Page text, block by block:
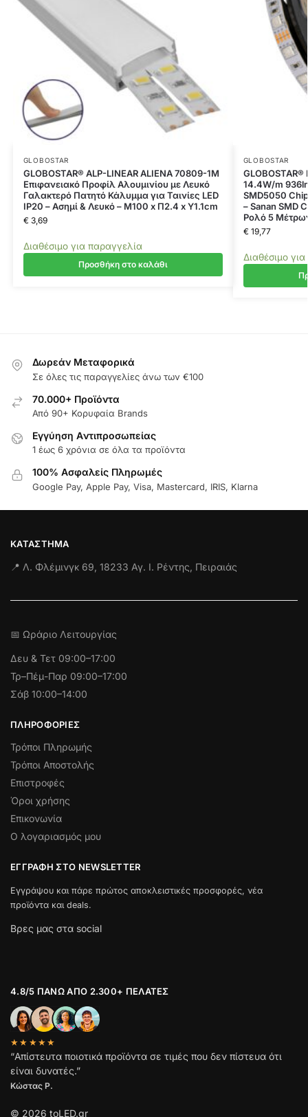
GLOBOSTAR
GLOBOSTAR® ALP-LINEAR ALIENA 70809-1M
Επιφανειακό Προφίλ Αλουμινίου με Λευκό
Γαλακτερό Πατητό Κάλυμμα για Ταινίες LED
IP20 – Ασημί & Λευκό – Μ100 x Π2.4 x Υ1.1cm
€3,69
Διαθέσιμο για παραγγελία
Προσθήκη στο καλάθι
GLOBOSTAR
GLOBOSTAR®
14.4W/m
SMD5050
– Sanan SMD
Ρολό 5
€19,77
Διαθέσιμο
Δωρεάν Μεταφορικά
Σε όλες τις παραγγελίες άνω των €100
70.000+ Προϊόντα
Από 90+ Κορυφαία Brands
Εγγύηση Aντιπροσωπείας
1 έως 6 χρόνια σε όλα τα προϊόντα
100% Ασφαλείς Πληρωμές
Google Pay, Apple Pay, Visa, Mastercard, IRIS, Klarna
ΚΑΤΆΣΤΗΜΑ
📍 Λ. Φλέμινγκ 69, 18233 Αγ. Ι. Ρέντης, Πειραιάς
📅 Ωράριο Λειτουργίας
Δευ & Τετ 09:00–17:00
Τρ–Πέμ-Παρ 09:00–17:00
Σάβ 10:00–14:00
ΠΛΗΡΟΦΟΡΊΕΣ
Τρόποι Πληρωμής
Τρόποι Αποστολής
Επιστροφές
Όροι χρήσης
Επικονωνία
Ο λογαριασμός μου
ΕΓΓΡΑΦΉ ΣΤΟ NEWSLETTER
Εγγράψου και πάρε πρώτος αποκλειστικές προσφορές, νέα
προϊόντα και deals.
Βρες μας στα social
4.8/5 ΠΆΝΩ ΑΠΌ 2.300+ ΠΕΛΆΤΕΣ
★★★★★
“Απίστευτα ποιοτικά προϊόντα σε τιμές που δεν πίστευα ότι
είναι δυνατές.”
Κώστας Ρ.
© 2026 toLED.gr